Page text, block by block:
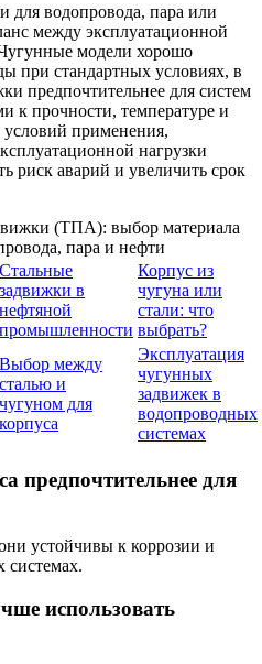
для водопровода, пара или
между эксплуатационной
модели хорошо
при стандартных условиях, в
предпочтительнее для систем
к прочности, температуре и
применения,
нагрузки
риск аварий и увеличить срок
Стальные
задвижки в
нефтяной
промышленности
Корпус из
чугуна или
стали: что
выбрать?
Выбор между
сталью и
чугуном для
корпуса
Эксплуатация
чугунных
задвижек в
водопроводных
системах
предпочтительнее для
устойчивы к коррозии и
системах.
использовать